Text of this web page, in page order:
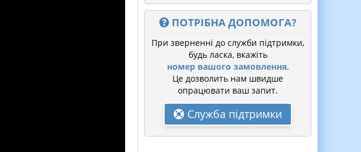
ПОТРІБНА ДОПОМОГА?
При зверненні до служби підтримки,
будь ласка, вкажіть
номер вашого замовлення.
Це дозволить нам швидше
опрацювати ваш запит.
Служба підтримки